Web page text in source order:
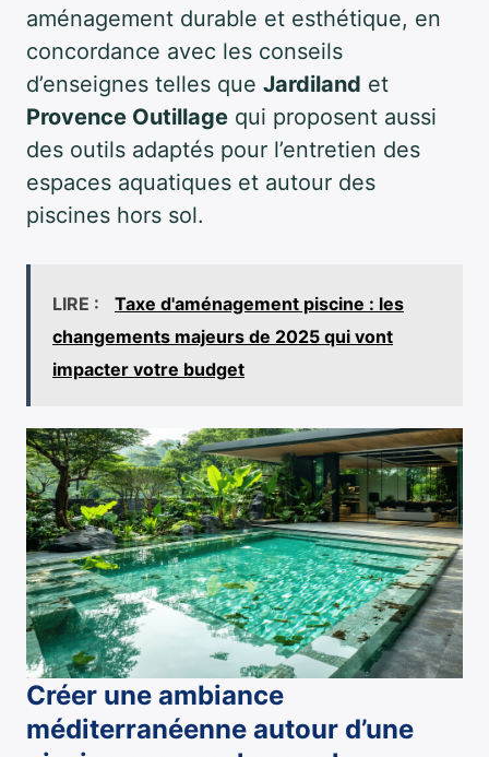
aménagement durable et esthétique, en
concordance avec les conseils
d’enseignes telles que Jardiland et
Provence Outillage qui proposent aussi
des outils adaptés pour l’entretien des
espaces aquatiques et autour des
piscines hors sol.
LIRE :
Taxe d'aménagement piscine : les
changements majeurs de 2025 qui vont
impacter votre budget
Créer une ambiance
méditerranéenne autour d’une